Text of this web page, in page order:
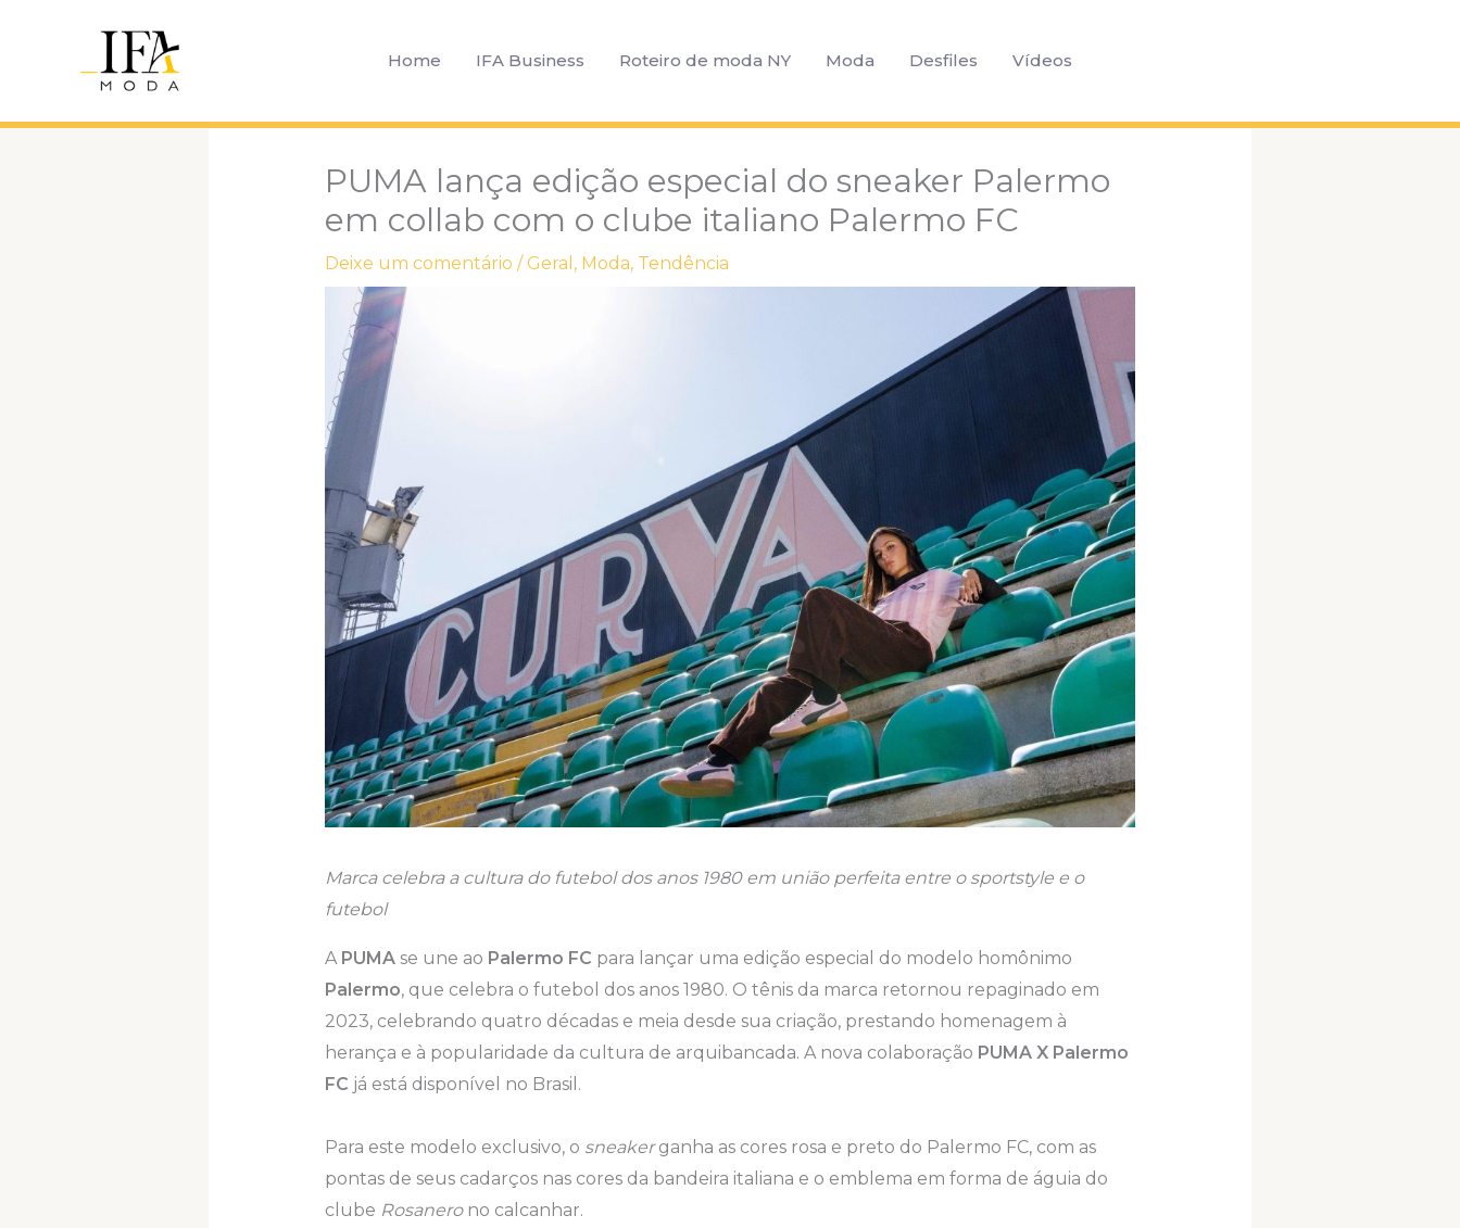
Home IFA Business Roteiro de moda NY Moda Desfiles Vídeos
PUMA lança edição especial do sneaker Palermo
em collab com o clube italiano Palermo FC
Deixe um comentário / Geral , Moda, Tendência
Marca celebra a cultura do futebol dos anos 1980 em união perfeita entre o sportstyle e o
futebol
A PUMAse une ao Palermo FC para lançar uma edição especial do modelo homônimo
Palermo, que celebra o futebol dos anos 1980. O tênis da marca retornou repaginado em
2023, celebrando quatro décadas e meia desde sua criação, prestando homenagem à
herança e à popularidade da cultura de arquibancada. A nova colaboração PUMA X Palermo
FC já está disponível no Brasil.
Para este modelo exclusivo, o sneakerganha as cores rosa e preto do Palermo FC, com as
pontas de seus cadarços nas cores da bandeira italiana e o emblema em forma de águia do
clube Rosanerono calcanhar.